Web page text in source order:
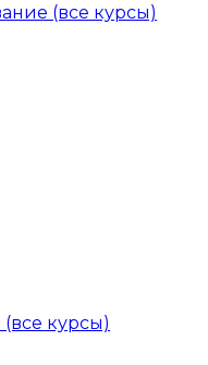
(все курсы)
(все курсы)